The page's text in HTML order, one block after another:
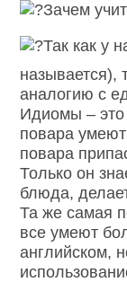
Зачем
Так как у
называется),
аналогию с
Идиомы – это
повара
повара
Только он
блюда,
Та же самая
все умеют
английском,